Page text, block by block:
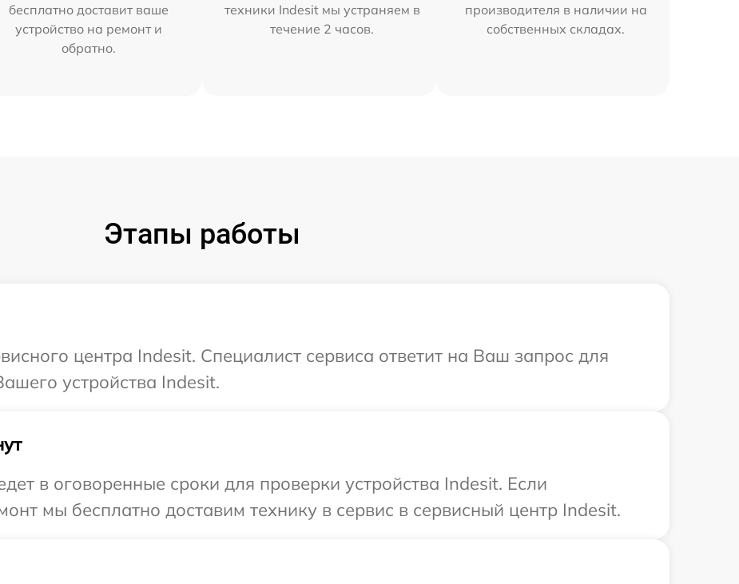
бесплатно доставит ваше
устройство на ремонт и
обратно.
техники Indesit мы устраняем в
течение 2 часов.
производителя в наличии на
собственных складах.
Этапы работы
центра Indesit. Специалист сервиса ответит на Ваш запрос для
устройства Indesit.
в оговоренные сроки для проверки устройства Indesit. Если
мы бесплатно доставим технику в сервис в сервисный центр Indesit.